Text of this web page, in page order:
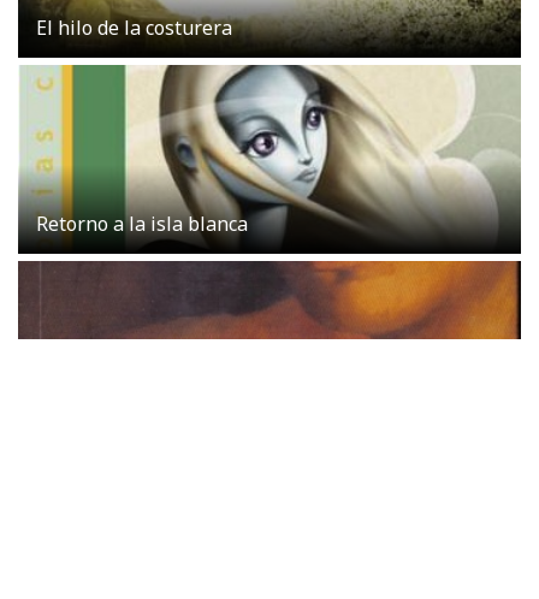
El hilo de la costurera
Retorno a la isla blanca